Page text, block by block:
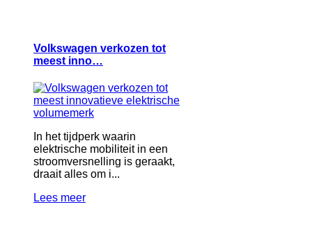
Volkswagen verkozen tot
meest inno…
In het tijdperk waarin
elektrische mobiliteit in een
stroomversnelling is geraakt,
draait alles om i...
Lees meer